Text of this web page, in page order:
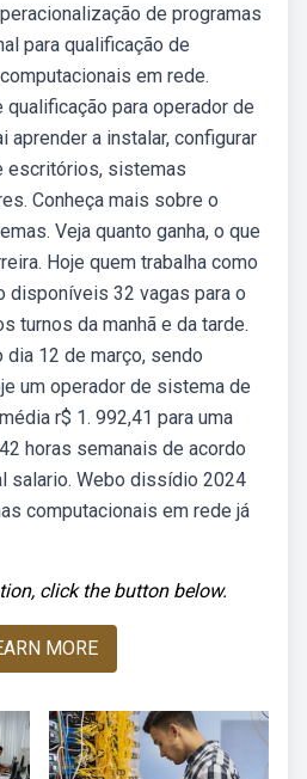
de programas
para qualificação de
em rede.
para operador de
aprender a instalar, configurar
escritórios, sistemas
Conheça mais sobre o
Veja quanto ganha, o que
Hoje quem trabalha como
disponíveis 32 vagas para o
turnos da manhã e da tarde.
12 de março, sendo
um operador de sistema de
r$ 1. 992,41 para uma
horas semanais de acordo
salario. Webo dissídio 2024
computacionais em rede já
click the button below.
MORE